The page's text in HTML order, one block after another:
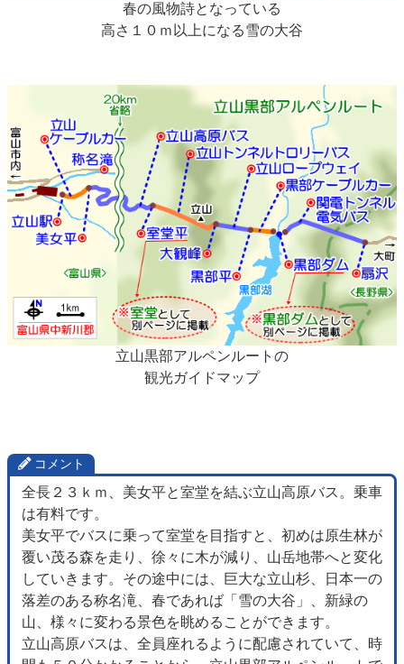
春の風物詩となっている
高さ１０ｍ以上になる雪の大谷
立山黒部アルペンルートの
観光ガイドマップ
コメント
全長２３ｋｍ、美女平と室堂を結ぶ立山高原バス。乗車
は有料です。
美女平でバスに乗って室堂を目指すと、初めは原生林が
覆い茂る森を走り、徐々に木が減り、山岳地帯へと変化
していきます。その途中には、巨大な立山杉、日本一の
落差のある称名滝、春であれば「雪の大谷」、新緑の
山、様々に変わる景色を眺めることができます。
立山高原バスは、全員座れるように配慮されていて、時